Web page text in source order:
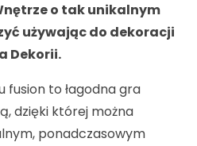
o tak unikalnym
używając do dekoracji
Dekorii.
to łagodna gra
dzięki której można
ponadczasowym